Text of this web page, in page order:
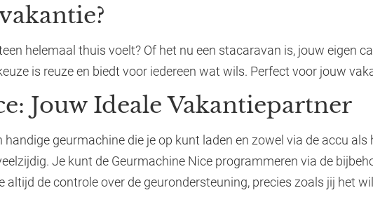
helemaal thuis voelt? Of het nu een stacaravan is, jouw eigen
is reuze en biedt voor iedereen wat wils. Perfect voor jouw
Jouw Ideale Vakantiepartner
handige geurmachine die je op kunt laden en zowel via de accu
Je kunt de Geurmachine Nice programmeren via de
altijd de controle over de geurondersteuning, precies zoals jij het